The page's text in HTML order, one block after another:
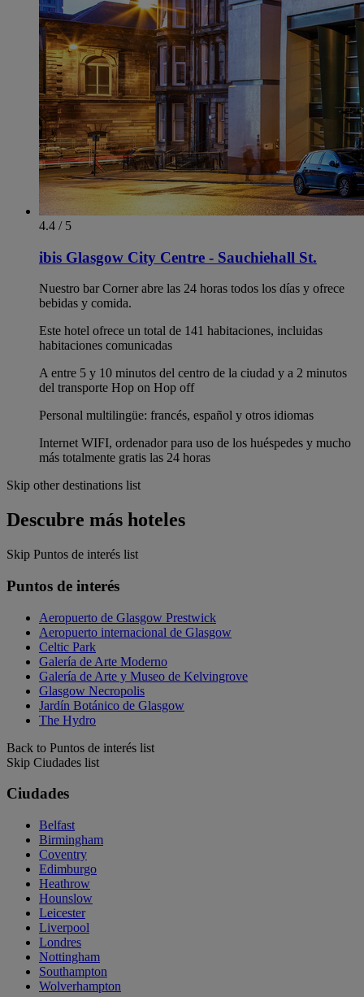
4.4 / 5
ibis Glasgow City Centre - Sauchiehall St.
Nuestro bar Corner abre las 24 horas todos los días y ofrece
bebidas y comida.
Este hotel ofrece un total de 141 habitaciones, incluidas
habitaciones comunicadas
A entre 5 y 10 minutos del centro de la ciudad y a 2 minutos
del transporte Hop on Hop off
Personal multilingüe: francés, español y otros idiomas
Internet WIFI, ordenador para uso de los huéspedes y mucho
más totalmente gratis las 24 horas
Skip other destinations list
Descubre más hoteles
Skip Puntos de interés list
Puntos de interés
Aeropuerto de Glasgow Prestwick
Aeropuerto internacional de Glasgow
Celtic Park
Galería de Arte Moderno
Galería de Arte y Museo de Kelvingrove
Glasgow Necropolis
Jardín Botánico de Glasgow
The Hydro
Back to Puntos de interés list
Skip Ciudades list
Ciudades
Belfast
Birmingham
Coventry
Edimburgo
Heathrow
Hounslow
Leicester
Liverpool
Londres
Nottingham
Southampton
Wolverhampton